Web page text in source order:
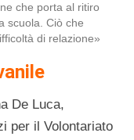
che porta al ritiro
scuola. Ciò che
di relazione»
De Luca,
per il Volontariato